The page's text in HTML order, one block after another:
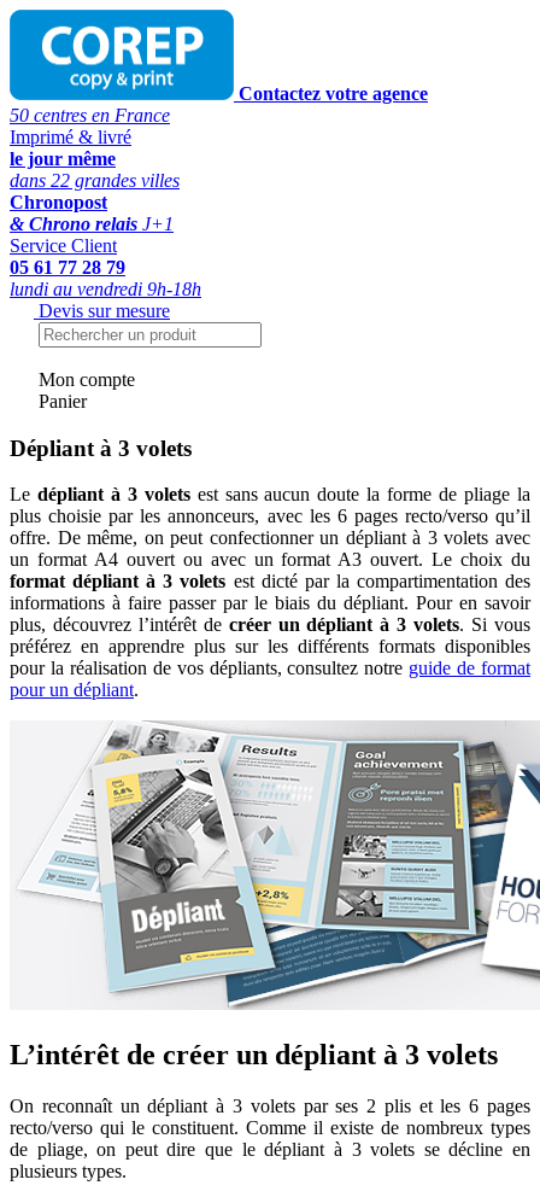
Contactez votre agence
50 centres en France
Imprimé & livré
le jour même
dans 22 grandes villes
Chronopost
& Chrono relais J+1
Service Client
05 61 77 28 79
lundi au vendredi 9h-18h
Devis sur mesure
Mon compte
Panier
Dépliant à 3 volets
Le dépliant à 3 voletsest sans aucun doute la forme de pliage la
plus choisie par les annonceurs, avec les 6 pages recto/verso qu’il
offre. De même, on peut confectionner un dépliant à 3 volets avec
un format A4 ouvert ou avec un format A3 ouvert. Le choix du
format dépliant à 3 volets est dicté par la compartimentation des
informations à faire passer par le biais du dépliant. Pour en savoir
plus, découvrez l’intérêt de créer un dépliant à 3 volets. Si vous
préférez en apprendre plus sur les différents formats disponibles
pour la réalisation de vos dépliants, consultez notre guide de format
pour un dépliant.
L’intérêt de créer un dépliant à 3 volets
On reconnaît un dépliant à 3 volets par ses 2 plis et les 6 pages
recto/verso qui le constituent. Comme il existe de nombreux types
de pliage, on peut dire que le dépliant à 3 volets se décline en
plusieurs types.